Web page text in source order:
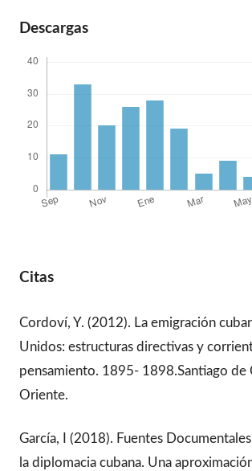
Descargas
Citas
Cordoví, Y. (2012). La emigración
Unidos: estructuras directivas y
pensamiento. 1895- 1898.Santiago de
Oriente.
García, I (2018). Fuentes
la diplomacia cubana. Una